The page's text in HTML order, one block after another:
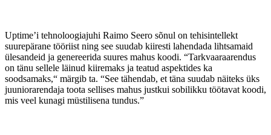
Uptime’i tehnoloogiajuhi Raimo Seero sõnul on tehisintellekt
suurepärane tööriist ning see suudab kiiresti lahendada lihtsamaid
ülesandeid ja genereerida suures mahus koodi. “Tarkvaaraarendus
on tänu sellele läinud kiiremaks ja teatud aspektides ka
soodsamaks,“ märgib ta. “See tähendab, et täna suudab näiteks üks
juuniorarendaja toota sellises mahus justkui sobilikku töötavat koodi,
mis veel kunagi müstilisena tundus.”